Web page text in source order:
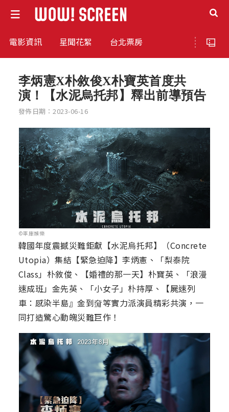
電影資訊 星聞花絮 台北票房
李炳憲X朴敘俊X朴寶英首度共
演！【水泥烏托邦】釋出前導預告
發佈日期：2023-06-16
©車庫娛樂
韓國年度震撼災難鉅獻【水泥烏托邦】（Concrete
Utopia）集結【緊急迫降】李炳憲、「梨泰院
Class」朴敘俊、【婚禮的那一天】朴寶英、「浪漫
速成班」金先英、「小女子」朴持厚、【屍速列
車：感染半島』金到奫等實力派演員精彩共演，一
同打造驚心動魄災難巨作！